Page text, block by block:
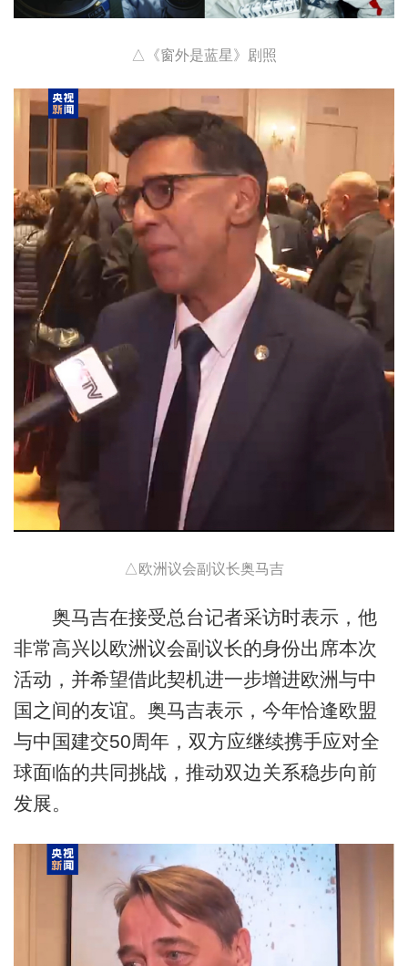
△《窗外是蓝星》剧照
△欧洲议会副议长奥马吉
奥马吉在接受总台记者采访时表示，他
非常高兴以欧洲议会副议长的身份出席本次
活动，并希望借此契机进一步增进欧洲与中
国之间的友谊。奥马吉表示，今年恰逢欧盟
与中国建交50周年，双方应继续携手应对全
球面临的共同挑战，推动双边关系稳步向前
发展。